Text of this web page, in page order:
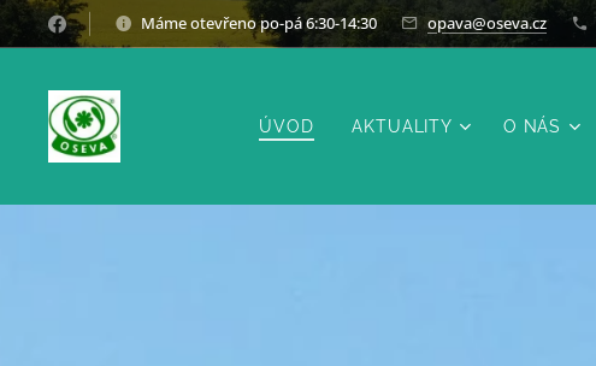
Máme otevřeno po-pá 6:30-14:30 opava@oseva.cz
ÚVOD AKTUALITY O NÁS